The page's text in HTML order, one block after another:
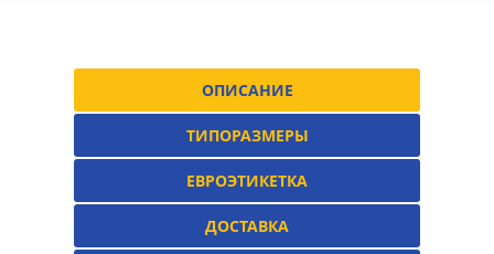
ОПИСАНИЕ
ТИПОРАЗМЕРЫ
ЕВРОЭТИКЕТКА
ДОСТАВКА